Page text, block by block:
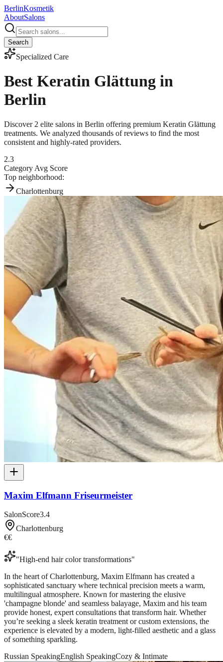
BerlinKosmetik
AboutSalons
Search
Specialized Care
Best Keratin Glättung in
Berlin
Discover 2 elite salons in Berlin offering premium Keratin Glättung
treatments. We analyzed thousands of reviews to find the most
consistent and highly-rated providers.
2.3
Category Avg Score
Top neighborhood:
Charlottenburg
Maxim Elfmann Friseurmeister
SalonScore3.4
Charlottenburg
€€
"High-end hair color transformations"
In the heart of Charlottenburg, Maxim Elfmann has created a
sophisticated sanctuary where technical precision meets a warm,
multilingual atmosphere. Known for mastering the elusive
'champagne blonde' and seamless balayage, Maxim and his team
provide honest, expert consultations that transform hair. Whether
you’re seeking a sleek keratin treatment or custom extensions, the
experience is elevated by a modern, light-filled aesthetic and a glass
of something sparkling.
Russian SpeakingEnglish SpeakingCozy & Intimate